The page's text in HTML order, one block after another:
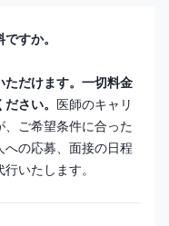
すか。
ただけます。一切料金
さい。 医師のキャリ
ご希望条件に合った
の応募、面接の日程
いたします。